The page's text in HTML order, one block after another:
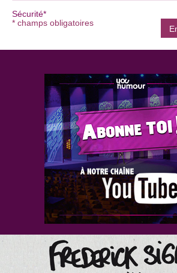
Sécurité*
* champs obligatoires